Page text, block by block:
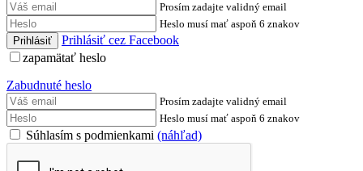
Prosím zadajte validný email
Heslo musí mať aspoň 6 znakov
Prihlásiť cez Facebook
zapamätať heslo
Zabudnuté heslo
Prosím zadajte validný email
Heslo musí mať aspoň 6 znakov
Súhlasím s podmienkami (náhľad)